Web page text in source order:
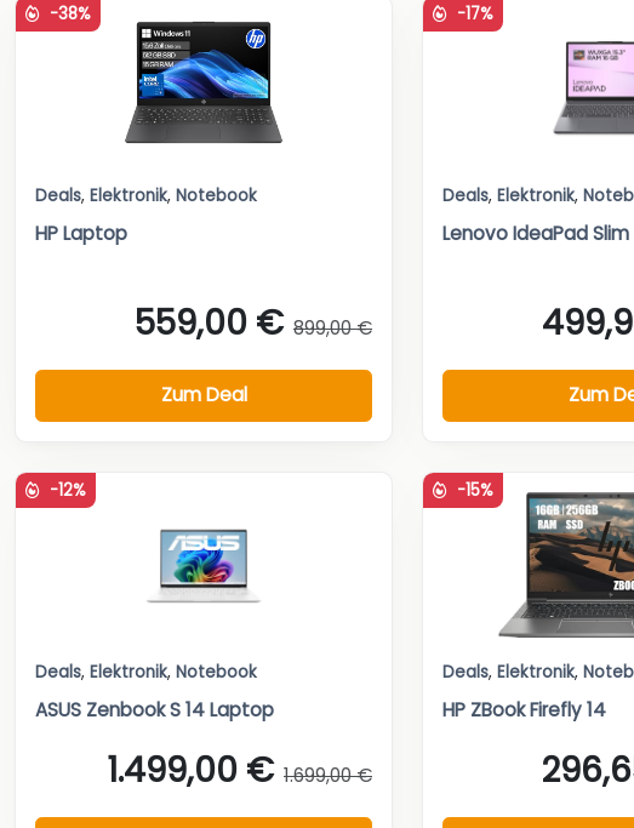
-38%
Deals, Elektronik, Notebook
HP Laptop
559,00 € 899,00 €
Zum Deal
-17%
Deals, Elektronik,
Lenovo IdeaPad
Zum
-12%
Deals, Elektronik, Notebook
ASUS Zenbook S 14 Laptop
1.499,00 € 1.699,00 €
-15%
Deals, Elektronik,
HP ZBook Firefly 14